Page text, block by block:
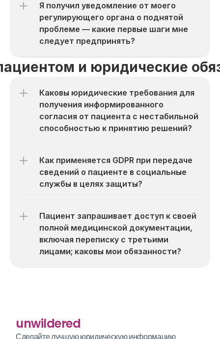
Я получил уведомление от моего
регулирующего органа о поднятой
проблеме — какие первые шаги мне
следует предпринять?
и юридические
Каковы юридические требования для
получения информированного
согласия от пациента с нестабильной
способностью к принятию решений?
Как применяется GDPR при передаче
сведений о пациенте в социальные
службы в целях защиты?
Пациент запрашивает доступ к своей
полной медицинской документации,
включая переписку с третьими
лицами; каковы мои обязанности?
unwildered
Сделайте лучшую юридическую информацию